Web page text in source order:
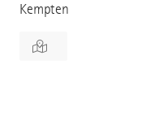
Kempten